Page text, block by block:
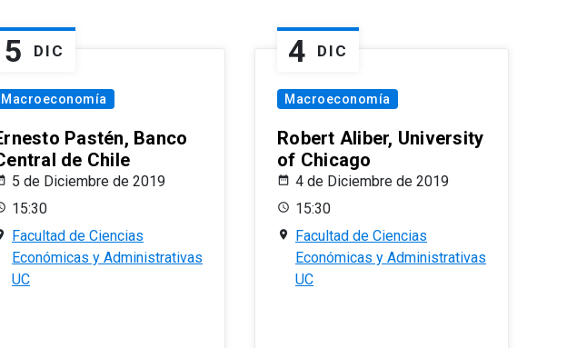
5 DIC
Macroeconomía
Pastén, Banco
de Chile
5 de Diciembre de 2019
15:30
Facultad de Ciencias
Económicas y Administrativas
UC
4 DIC
Macroeconomía
Robert Aliber, University
of Chicago
4 de Diciembre de 2019
15:30
Facultad de Ciencias
Económicas y Administrativas
UC